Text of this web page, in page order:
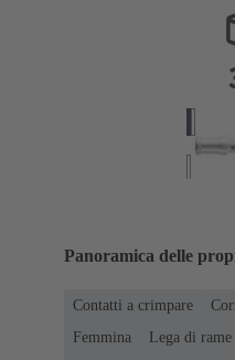
Panoramica delle
Contatti a crimpare
Femmina
Lega di rame